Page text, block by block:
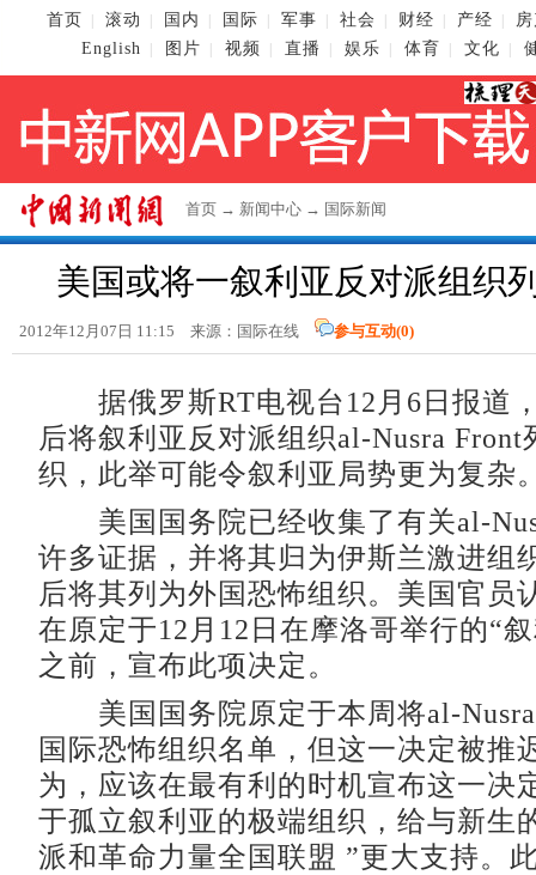
首页 滚动 国内 国际 军事 社会 财经 产经
English
图片 视频 直播 娱乐 体育 文化
首页 → 新闻中心 → 国际新闻
美国或将一叙利亚反对派组织
2012年12月07日 11:15 来源：国际在线 参与互动(0)
据俄罗斯RT电视台12月6日报道
后将叙利亚反对派组织al-Nusra Front
织，此举可能令叙利亚局势更为复杂
美国国务院已经收集了有关al-
许多证据，并将其归为伊斯兰激进组
后将其列为外国恐怖组织。美国官员
在原定于12月12日在摩洛哥举行的“
之前，宣布此项决定。
美国国务院原定于本周将al-Nusra
国际恐怖组织名单，但这一决定被推
为，应该在最有利的时机宣布这一决
于孤立叙利亚的极端组织，给与新生
派和革命力量全国联盟 ”更大支持。